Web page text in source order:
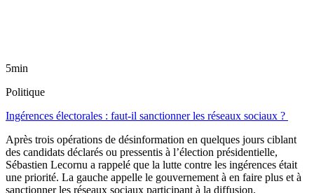
5min
Politique
Ingérences électorales : faut-il sanctionner les réseaux sociaux ?
Après trois opérations de désinformation en quelques jours ciblant
des candidats déclarés ou pressentis à l’élection présidentielle,
Sébastien Lecornu a rappelé que la lutte contre les ingérences était
une priorité. La gauche appelle le gouvernement à en faire plus et à
sanctionner les réseaux sociaux participant à la diffusion.